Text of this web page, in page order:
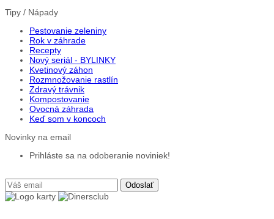
Tipy / Nápady
Pestovanie zeleniny
Rok v záhrade
Recepty
Nový seriál - BYLINKY
Kvetinový záhon
Rozmnožovanie rastlín
Zdravý trávnik
Kompostovanie
Ovocná záhrada
Keď som v koncoch
Novinky na email
Prihláste sa na odoberanie noviniek!